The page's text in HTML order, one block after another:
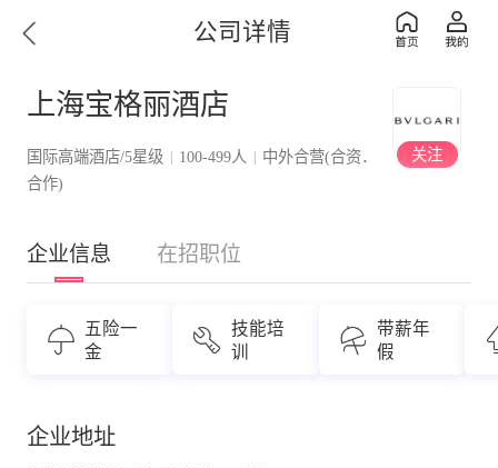
公司详情
上海宝格丽酒店
国际高端酒店/5星级 | 100-499人 | 中外合营(合资．
合作)
关注
企业信息 在招职位
五险一
金
技能培
训
带薪年
假
企业地址